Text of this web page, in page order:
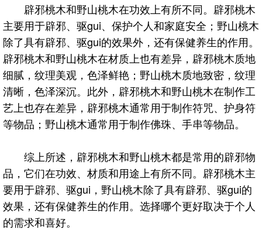
辟邪桃木和野山桃木在功效上有所不同。辟邪桃木
主要用于辟邪、驱gui、保护个人和家庭安全；野山桃木
除了具有辟邪、驱gui的效果外，还有保健养生的作用。
辟邪桃木和野山桃木在材质上也有差异，辟邪桃木质地
细腻，纹理美观，色泽鲜艳；野山桃木质地致密，纹理
清晰，色泽深沉。此外，辟邪桃木和野山桃木在制作工
艺上也存在差异，辟邪桃木通常用于制作符咒、护身符
等物品；野山桃木通常用于制作佛珠、手串等物品。
综上所述，辟邪桃木和野山桃木都是常用的辟邪物
品，它们在功效、材质和用途上有所不同。辟邪桃木主
要用于辟邪、驱gui，野山桃木除了具有辟邪、驱gui的
效果，还有保健养生的作用。选择哪个更好取决于个人
的需求和喜好。